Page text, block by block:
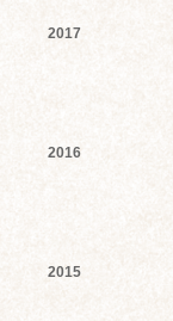
2017
2016
2015